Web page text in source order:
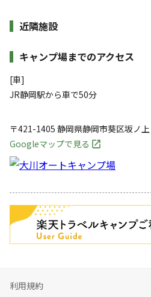
近隣施設
キャンプ場までのアクセス
[車]
JR静岡駅から車で50分
〒421-1405 静岡県静岡市葵区坂ノ上
Googleマップで見る
キャンペーン
利用規約